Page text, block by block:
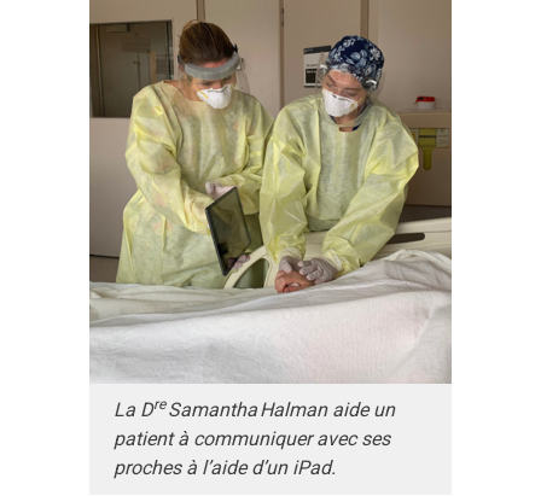
La DreSamantha Halman aide un
patient à communiquer avec ses
proches à l’aide d’un iPad.